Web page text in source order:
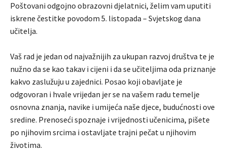
Poštovani odgojno obrazovni djelatnici, želim vam uputiti
iskrene čestitke povodom 5. listopada – Svjetskog dana
učitelja.
Vaš rad je jedan od najvažnijih za ukupan razvoj društva te je
nužno da se kao takav i cijeni i da se učiteljima oda priznanje
kakvo zaslužuju u zajednici. Posao koji obavljate je
odgovoran i hvale vrijedan jer se na vašem radu temelje
osnovna znanja, navike i umijeća naše djece, budućnosti ove
sredine. Prenoseći spoznaje i vrijednosti učenicima, pišete
po njihovim srcima i ostavljate trajni pečat u njihovim
životima.